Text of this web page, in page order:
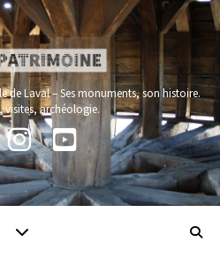
de Laval – Ses monuments, son histoire.
visites, archéologie.